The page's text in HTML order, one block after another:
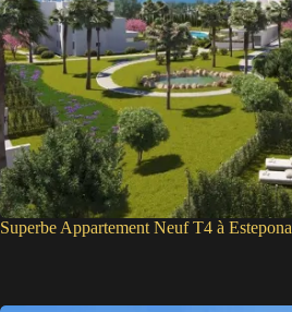
Superbe Appartement Neuf T4 à Estepona